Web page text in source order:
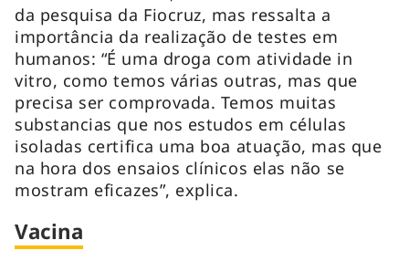
da pesquisa da Fiocruz, mas ressalta a
importância da realização de testes em
humanos: “É uma droga com atividade in
vitro, como temos várias outras, mas que
precisa ser comprovada. Temos muitas
substancias que nos estudos em células
isoladas certifica uma boa atuação, mas que
na hora dos ensaios clínicos elas não se
mostram eficazes”, explica.
Vacina